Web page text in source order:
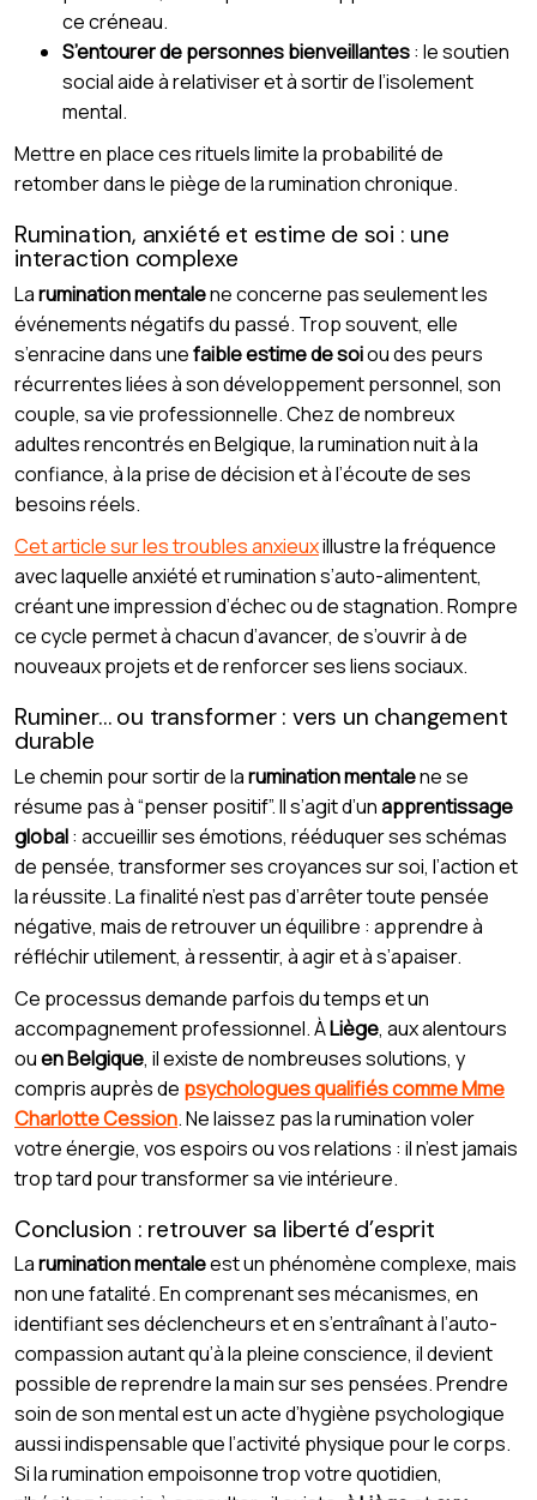
ce créneau.
S’entourer de personnes bienveillantes: le soutien
social aide à relativiser et à sortir de l’isolement
mental.
Mettre en place ces rituels limite la probabilité de
retomber dans le piège de la rumination chronique.
Rumination, anxiété et estime de soi : une
interaction complexe
Larumination mentalene concerne pas seulement les
événements négatifs du passé. Trop souvent, elle
s’enracine dans unefaible estime de soiou des peurs
récurrentes liées à son développement personnel, son
couple, sa vie professionnelle. Chez de nombreux
adultes rencontrés en Belgique, la rumination nuit à la
confiance, à la prise de décision et à l’écoute de ses
besoins réels.
Cet article sur les troubles anxieuxillustre la fréquence
avec laquelle anxiété et rumination s’auto-alimentent,
créant une impression d’échec ou de stagnation. Rompre
ce cycle permet à chacun d’avancer, de s’ouvrir à de
nouveaux projets et de renforcer ses liens sociaux.
Ruminer… ou transformer : vers un changement
durable
Le chemin pour sortir de larumination mentalene se
résume pas à “penser positif”. Il s’agit d’unapprentissage
global: accueillir ses émotions, rééduquer ses schémas
de pensée, transformer ses croyances sur soi, l’action et
la réussite. La finalité n’est pas d’arrêter toute pensée
négative, mais de retrouver un équilibre : apprendre à
réfléchir utilement, à ressentir, à agir et à s’apaiser.
Ce processus demande parfois du temps et un
accompagnement professionnel. ÀLiège, aux alentours
ouen Belgique, il existe de nombreuses solutions, y
compris auprès de psychologues qualifiés comme Mme
Charlotte Cession. Ne laissez pas la rumination voler
votre énergie, vos espoirs ou vos relations : il n’est jamais
trop tard pour transformer sa vie intérieure.
Conclusion : retrouver sa liberté d’esprit
Larumination mentaleest un phénomène complexe, mais
non une fatalité. En comprenant ses mécanismes, en
identifiant ses déclencheurs et en s’entraînant à l’auto-
compassion autant qu’à la pleine conscience, il devient
possible de reprendre la main sur ses pensées. Prendre
soin de son mental est un acte d’hygiène psychologique
aussi indispensable que l’activité physique pour le corps.
Si la rumination empoisonne trop votre quotidien,